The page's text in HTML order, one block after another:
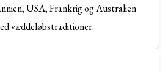
USA, Frankrig og Australien
væddeløbstraditioner.